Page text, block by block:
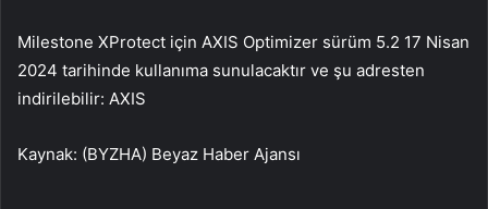
Milestone XProtect için AXIS Optimizer sürüm 5.2 17 Nisan
2024 tarihinde kullanıma sunulacaktır ve şu adresten
indirilebilir: AXIS
Kaynak: (BYZHA) Beyaz Haber Ajansı